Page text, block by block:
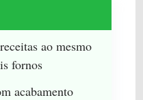
ao mesmo
fornos
acabamento